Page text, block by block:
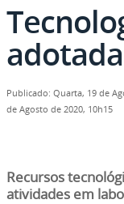
Publicado: Quarta, 19 de
de Agosto de 2020, 10h15
Recursos
atividades em